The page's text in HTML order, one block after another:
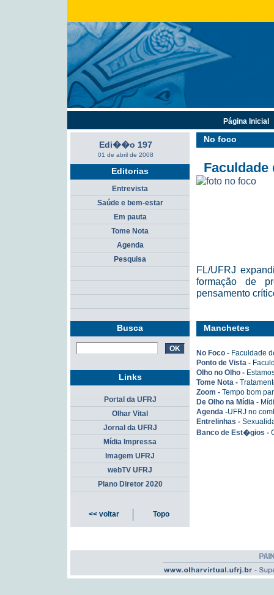
No foco
Faculdade
FL/UFRJ
formação de
pensamento
Manchetes
No Foco - Faculdade
Ponto de Vista -
Olho no Olho -
Tome Nota -
Zoom - Tempo bom
De Olho na Mídia -
Agenda -UFRJ no
Entrelinhas -
Banco de Est�gios -
Edi��o 197
01 de abril de 2008
Editorias
Entrevista
Saúde e bem-estar
Em pauta
Tome Nota
Agenda
Pesquisa
Busca
Página Inicial
Links
Portal da UFRJ
Olhar Vital
Jornal da UFRJ
Mídia Impressa
Imagem UFRJ
webTV UFRJ
Plano Diretor 2020
<< voltar Topo